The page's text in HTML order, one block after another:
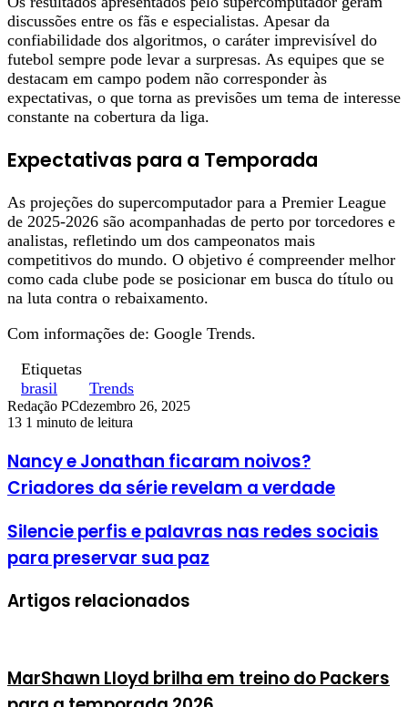
discussões entre os fãs e especialistas. Apesar da
confiabilidade dos algoritmos, o caráter imprevisível do
futebol sempre pode levar a surpresas. As equipes que se
destacam em campo podem não corresponder às
expectativas, o que torna as previsões um tema de interesse
constante na cobertura da liga.
Expectativas para a Temporada
As projeções do supercomputador para a Premier League
de 2025-2026 são acompanhadas de perto por torcedores e
analistas, refletindo um dos campeonatos mais
competitivos do mundo. O objetivo é compreender melhor
como cada clube pode se posicionar em busca do título ou
na luta contra o rebaixamento.
Com informações de: Google Trends.
Etiquetas
brasil
Trends
Redação PCdezembro 26, 2025
13 1 minuto de leitura
Nancy e Jonathan ficaram noivos?
Criadores da série revelam a verdade
Silencie perfis e palavras nas redes sociais
para preservar sua paz
Artigos relacionados
MarShawn Lloyd brilha em treino do Packers